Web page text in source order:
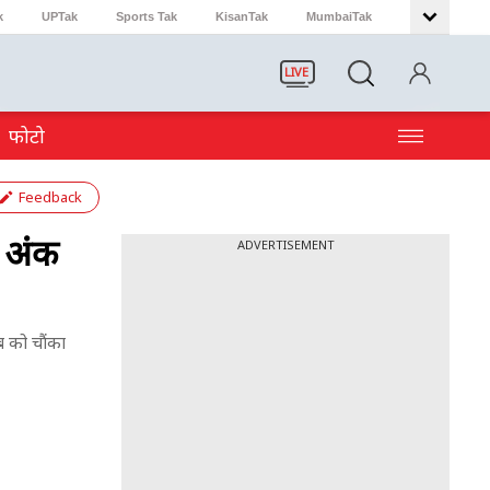
UPTak Sports Tak KisanTak MumbaiTak
LIVE
फोटो
Feedback
अंक
को चौंका
ADVERTISEMENT